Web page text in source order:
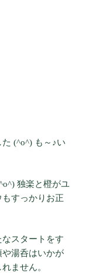
(^o^) も～♪い
独楽と橙がユ
すっかりお正
スタートをす
湯呑はいかが
ません。